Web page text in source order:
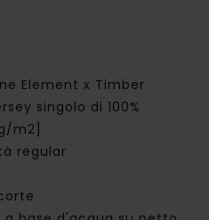
Element x Timber
singolo di 100%
m2]
regular